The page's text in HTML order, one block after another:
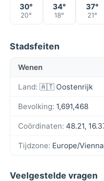
30°
20°
34°
18°
37°
21°
Stadsfeiten
Wenen
Land: 🇦🇹 Oostenrijk
Bevolking: 1,691,468
Coördinaten: 48.21,
Tijdzone: Europe/
Veelgestelde vragen